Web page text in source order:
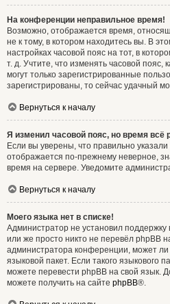
На конференции неправильное время!
Возможно, отображается время,
не к тому, в котором находитесь вы. В
настройках часовой пояс на тот, в
т. д. Учтите, что изменять часовой пояс,
могут только зарегистрированные
зарегистрированы, то сейчас удачный
Вернуться к началу
Я изменил часовой пояс, но время всё
Если вы уверены, что правильно
отображается по-прежнему неверное,
время на сервере. Уведомите
Вернуться к началу
Моего языка нет в списке!
Администратор не установил
или же просто никто не перевёл phpBB
администратора конференции, может
языковой пакет. Если такого языкового
можете перевести phpBB на свой
можете получить на сайте phpBB®.